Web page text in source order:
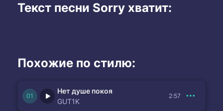
Текст песни Sorry хватит:
Похожие по стилю:
Нет душе покоя
GUT1K
2:57